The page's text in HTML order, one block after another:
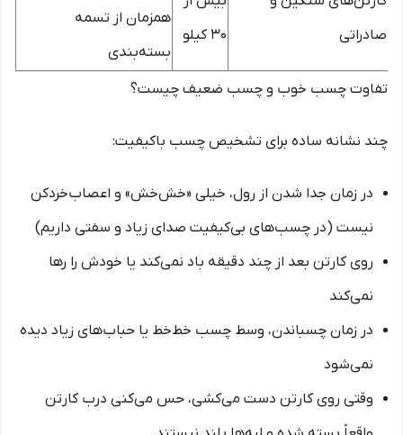
صادراتی
۳۰ کیلو
همزمان از تسمه
بسته‌بندی
تفاوت چسب خوب و چسب ضعیف چیست؟
چند نشانه ساده برای تشخیص چسب باکیفیت:
در زمان جدا شدن از رول، خیلی «خش‌خش» و اعصاب‌خردکن
نیست (در چسب‌های بی‌کیفیت صدای زیاد و سفتی داریم)
روی کارتن بعد از چند دقیقه باد نمی‌کند یا خودش را رها
نمی‌کند
در زمان چسباندن، وسط چسب خط‌خط یا حباب‌های زیاد دیده
نمی‌شود
وقتی روی کارتن دست می‌کشی، حس می‌کنی درب کارتن